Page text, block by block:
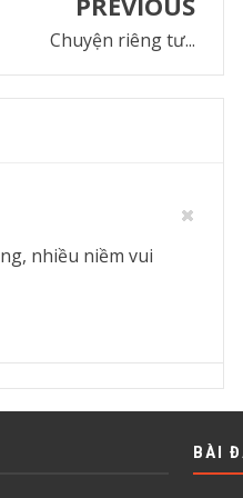
Chuyện riêng tư...
nhiều niềm vui
BÀI